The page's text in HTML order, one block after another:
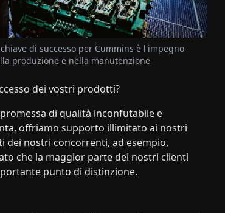
di successo per Cummins è l'impegno
produzione e nella manutenzione
dei vostri prodotti?
di qualità inconfutabile e
offriamo supporto illimitato ai nostri
dei nostri concorrenti, ad esempio,
che la maggior parte dei nostri clienti
punto di distinzione.